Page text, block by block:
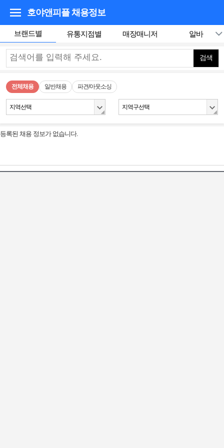
호야앤피플채용정보
브랜드별 유통지점별 매장매니저 알바
검색
전체채용 일반채용 파견/아웃소싱
지역선택 지역구선택
등록된 채용 정보가 없습니다.